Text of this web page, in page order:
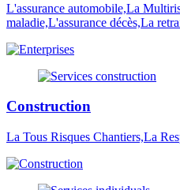
L'assurance automobile,La
maladie,L'assurance décès,La
Construction
La Tous Risques Chantiers,La